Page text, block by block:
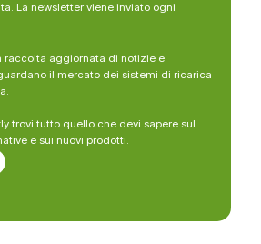
La newsletter viene inviato ogni
raccolta aggiornata di notizie e
il mercato dei sistemi di ricarica
trovi tutto quello che devi sapere sul
e sui nuovi prodotti.